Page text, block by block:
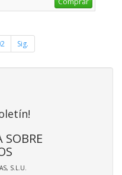
Sig.
S.L.U.